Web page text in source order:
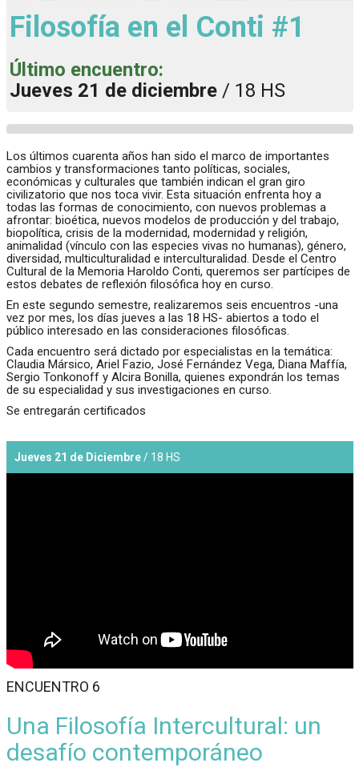
Filosofía en el Conti #1
Último encuentro:
Jueves 21 de diciembre / 18 HS
Los últimos cuarenta años han sido el marco de importantes
cambios y transformaciones tanto políticas, sociales,
económicas y culturales que también indican el gran giro
civilizatorio que nos toca vivir. Esta situación enfrenta hoy a
todas las formas de conocimiento, con nuevos problemas a
afrontar: bioética, nuevos modelos de producción y del trabajo,
biopolítica, crisis de la modernidad, modernidad y religión,
animalidad (vínculo con las especies vivas no humanas), género,
diversidad, multiculturalidad e interculturalidad. Desde el Centro
Cultural de la Memoria Haroldo Conti, queremos ser partícipes de
estos debates de reflexión filosófica hoy en curso.
En este segundo semestre, realizaremos seis encuentros -una
vez por mes, los días jueves a las 18 HS- abiertos a todo el
público interesado en las consideraciones filosóficas.
Cada encuentro será dictado por especialistas en la temática:
Claudia Mársico, Ariel Fazio, José Fernández Vega, Diana Maffía,
Sergio Tonkonoff y Alcira Bonilla, quienes expondrán los temas
de su especialidad y sus investigaciones en curso.
Se entregarán certificados
Jueves 21 de Diciembre/ 18 HS
ENCUENTRO 6
Una Filosofía Intercultural: un
desafío contemporáneo